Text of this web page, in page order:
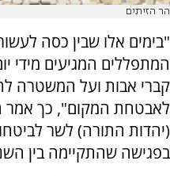
הר הזיתים
"בימים אלו שבין כסה
המתפללים המגיעים מידי
קברי אבות ועל המשטרה
לאבטחת המקום", כך אמר
(יהדות התורה) לשר
בפגישה שהתקיימה בין